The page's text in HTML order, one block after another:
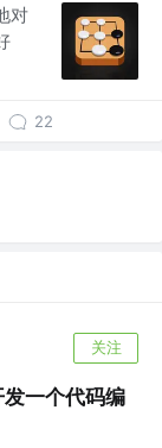
对
22
关注
一个代码编